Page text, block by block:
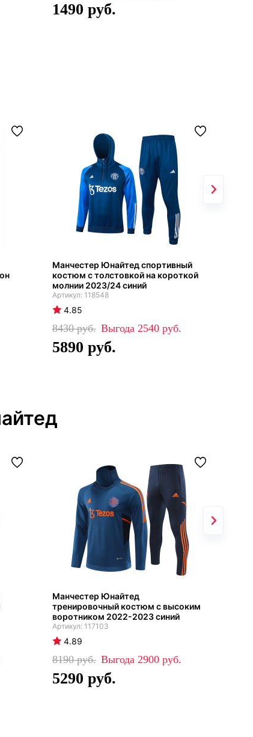
1490
Манчестер Юнайтед спортивный
костюм с толстовкой на короткой
молнии 2023/24 синий
118548
4.85
8430 2540
5890
Манчестер Юнайтед
тренировочный костюм с высоким
воротником 2022-2023 синий
117103
4.89
8190 2900
5290